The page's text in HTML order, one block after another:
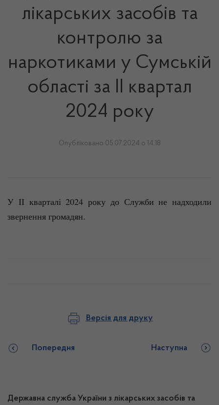
лікарських засобів та
контролю за
наркотиками у Сумській
області за ІІ квартал
2024 року
Опубліковано 05.07.2024 о 14:18
У ІІ кварталі 2024 року до Служби не надходили
звернення громадян.
Версія для друку
Попередня Наступна
Державна служба України з лікарських засобів та